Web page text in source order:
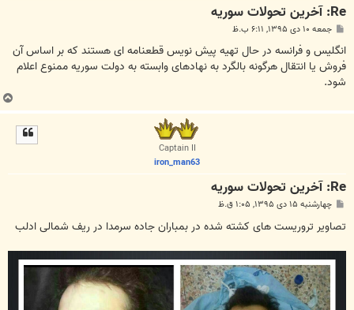
Re: آخرين تحولات سوريه
پ
ت
جمعه ۱۰ دی ۱۳۹۵, ۶:۱۱ ب.ظ
انگلیس و فرانسه در حال تهیه پیش‌ نویس قطعنامه‌ ای هستند که بر اساس آن
فروش یا انتقال هرگونه بالگرد به نهادهای وابسته به دولت سوریه ممنوع اعلام
شود.
ب
ا
Captain II
iron_man63
Re: آخرين تحولات سوريه
پ
ت
چهارشنبه ۱۵ دی ۱۳۹۵, ۱:۰۵ ق.ظ
تصاویر تروریست های کشته شده در بمباران جاده سرمدا در ریف شمالی ادلب